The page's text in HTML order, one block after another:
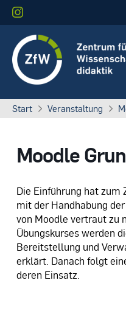
Start Veranstaltung
Moodle
Die Einführung hat zum
mit der Handhabung
von Moodle vertraut zu
Übungskurses werden
Bereitstellung und
erklärt. Danach folgt
deren Einsatz.